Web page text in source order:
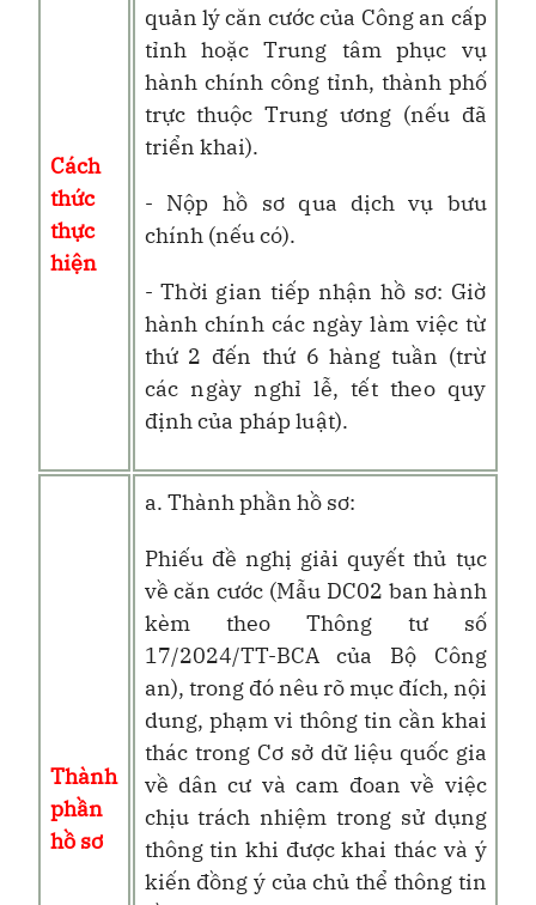
Cách
thức
thực
hiện
quản lý căn cước của Công an cấp
tỉnh hoặc Trung tâm phục vụ
hành chính công tỉnh, thành phố
trực thuộc Trung ương (nếu đã
triển khai).
- Nộp hồ sơ qua dịch vụ bưu
chính (nếu có).
- Thời gian tiếp nhận hồ sơ: Giờ
hành chính các ngày làm việc từ
thứ 2 đến thứ 6 hàng tuần (trừ
các ngày nghỉ lễ, tết theo quy
định của pháp luật).
Thành
phần
hồ sơ
a. Thành phần hồ sơ:
Phiếu đề nghị giải quyết thủ tục
về căn cước (Mẫu DC02 ban hành
kèm theo Thông tư số
17/2024/TT-BCA của Bộ Công
an), trong đó nêu rõ mục đích, nội
dung, phạm vi thông tin cần khai
thác trong Cơ sở dữ liệu quốc gia
về dân cư và cam đoan về việc
chịu trách nhiệm trong sử dụng
thông tin khi được khai thác và ý
kiến đồng ý của chủ thể thông tin